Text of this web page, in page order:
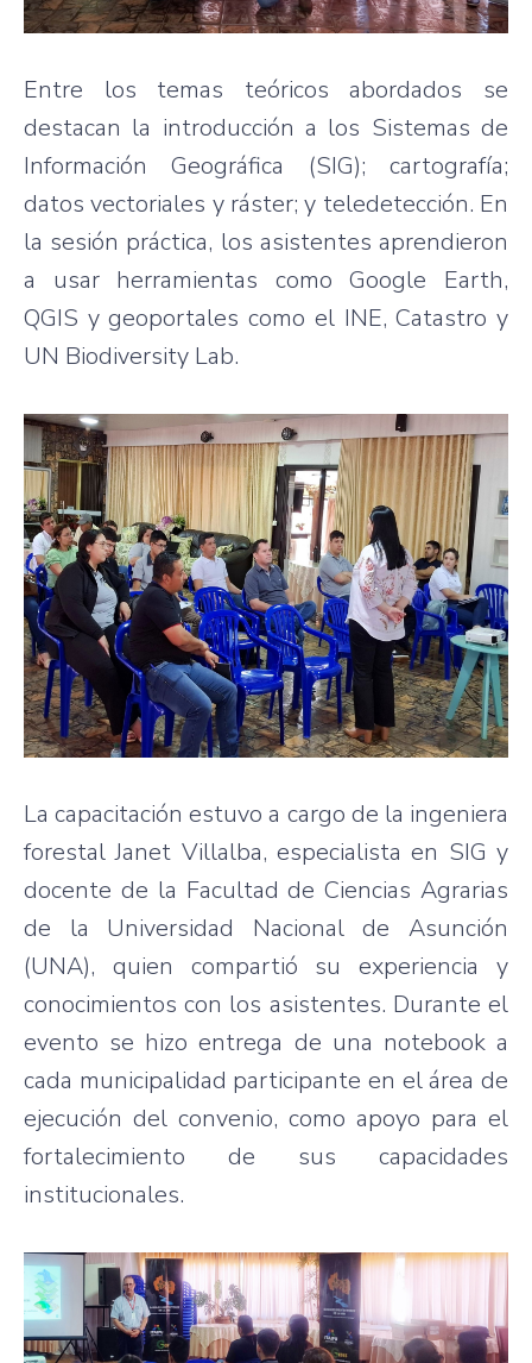
Entre los temas teóricos abordados se
destacan la introducción a los Sistemas de
Información Geográfica (SIG); cartografía;
datos vectoriales y ráster; y teledetección. En
la sesión práctica, los asistentes aprendieron
a usar herramientas como Google Earth,
QGIS y geoportales como el INE, Catastro y
UN Biodiversity Lab.
La capacitación estuvo a cargo de la ingeniera
forestal Janet Villalba, especialista en SIG y
docente de la Facultad de Ciencias Agrarias
de la Universidad Nacional de Asunción
(UNA), quien compartió su experiencia y
conocimientos con los asistentes. Durante el
evento se hizo entrega de una notebook a
cada municipalidad participante en el área de
ejecución del convenio, como apoyo para el
fortalecimiento de sus capacidades
institucionales.